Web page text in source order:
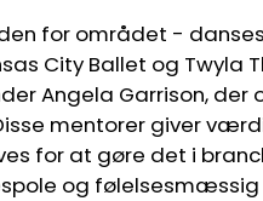
for området -
City Ballet og Twyla
Angela Garrison,
mentorer giver
for at gøre det i
og